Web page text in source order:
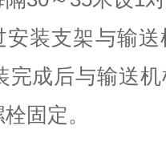
安装支架与输
完成后与输送
固定。